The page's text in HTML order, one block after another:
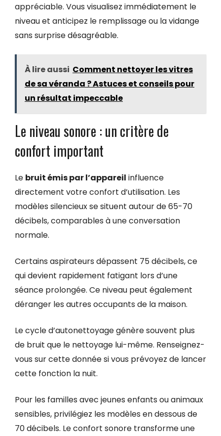
appréciable. Vous visualisez immédiatement le
niveau et anticipez le remplissage ou la vidange
sans surprise désagréable.
À lire aussi Comment nettoyer les vitres
de sa véranda ? Astuces et conseils pour
un résultat impeccable
Le niveau sonore : un critère de
confort important
Le bruit émis par l’appareil influence
directement votre confort d’utilisation. Les
modèles silencieux se situent autour de 65-70
décibels, comparables à une conversation
normale.
Certains aspirateurs dépassent 75 décibels, ce
qui devient rapidement fatigant lors d’une
séance prolongée. Ce niveau peut également
déranger les autres occupants de la maison.
Le cycle d’autonettoyage génère souvent plus
de bruit que le nettoyage lui-même. Renseignez-
vous sur cette donnée si vous prévoyez de lancer
cette fonction la nuit.
Pour les familles avec jeunes enfants ou animaux
sensibles, privilégiez les modèles en dessous de
70 décibels. Le confort sonore transforme une